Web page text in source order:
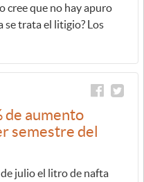
cree que no hay apuro
se trata el litigio? Los
de aumento
semestre del
julio el litro de nafta